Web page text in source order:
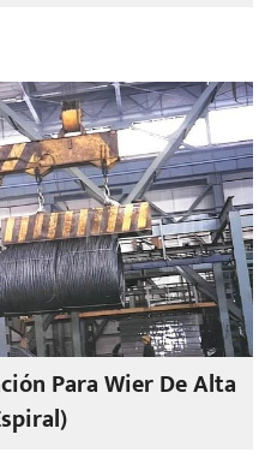
Para Wier De Alta